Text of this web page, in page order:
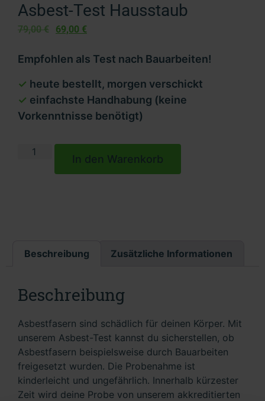
Asbest-Test Hausstaub
79,00€ 69,00 €
Empfohlen als Test nach Bauarbeiten!
heute bestellt, morgen verschickt
einfachste Handhabung (keine
Vorkenntnisse benötigt)
In den Warenkorb
Beschreibung Zusätzliche Informationen
Beschreibung
Asbestfasern sind schädlich für deinen Körper. Mit
unserem Asbest-Test kannst du sicherstellen, ob
Asbestfasern beispielsweise durch Bauarbeiten
freigesetzt wurden. Die Probenahme ist
kinderleicht und ungefährlich. Innerhalb kürzester
Zeit wird deine Probe von unserem akkreditierten